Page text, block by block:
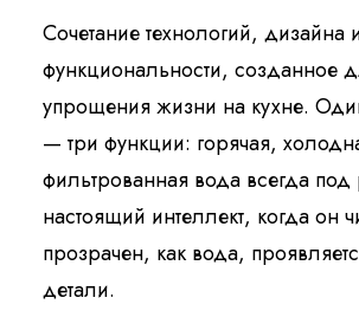
Сочетание технологий, дизайна
функциональности, созданное
упрощения жизни на кухне.
— три функции: горячая,
фильтрованная вода всегда
настоящий интеллект, когда он
прозрачен, как вода,
детали.